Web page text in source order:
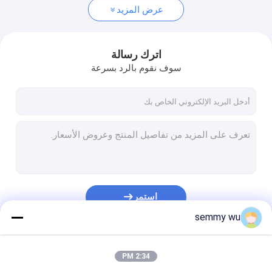
عرض المزيد
اترك رسالة
سوف نقوم بالرد بسرعة
استمر
semmy wu
2:34 PM